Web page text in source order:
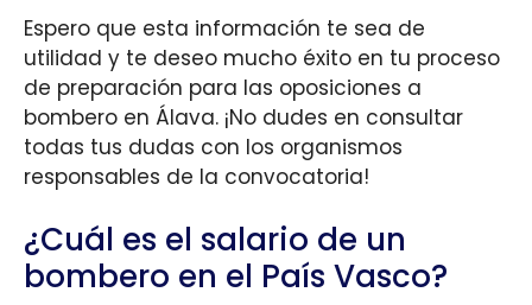
Espero que esta información te sea de
utilidad y te deseo mucho éxito en tu proceso
de preparación para las oposiciones a
bombero en Álava. ¡No dudes en consultar
todas tus dudas con los organismos
responsables de la convocatoria!
¿Cuál es el salario de un
bombero en el País Vasco?